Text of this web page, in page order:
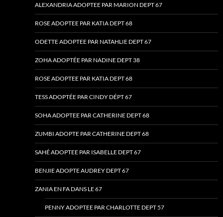
ALEXANDRIA ADOPTEE PAR MARION DEPT 67
ROSE ADOPTEE PAR KATIA DEPT 68
ODETTE ADOPTEE PAR NATAHLIE DEPT 67
ZOHA ADOPTÉE PAR NADINE DEPT 38
ROSE ADOPTEE PAR KATIA DEPT 68
TESS ADOPTÉE PAR CINDY DÉPT 67
SOHA ADOPTEE PAR CATHERINE DEPT 68
ZUMBI ADOPTE PAR CATHERINE DEPT 68
SAHÉ ADOPTEE PAR ISABELLE DEPT 67
BENJIE ADOPTE AUDREY DEPT 67
ZANIA EN FA DANS LE 67
PENNY ADOPTEE PAR CHARLOTTE DEPT 57